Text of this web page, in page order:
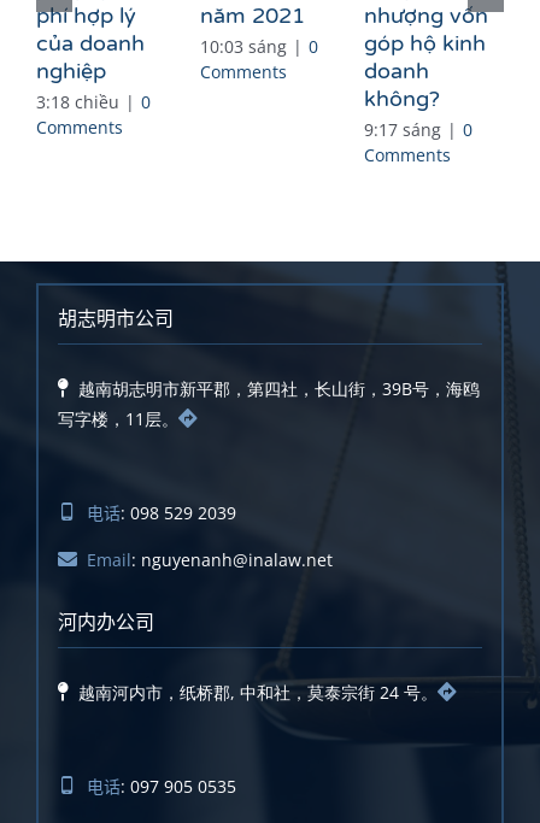
phí hợp lý
của doanh
nghiệp
3:18 chiều | 0
Comments
năm 2021
10:03 sáng | 0
Comments
nhượng vốn
góp hộ kinh
doanh
không?
9:17 sáng | 0
Comments
胡志明市公司
越南胡志明市新平郡，第四社，长山街，39B号，海鸥
写字楼，11层。
电话: 098 529 2039
Email: nguyenanh@inalaw.net
河内办公司
越南河内市，纸桥郡, 中和社，莫泰宗街 24 号。
电话: 097 905 0535